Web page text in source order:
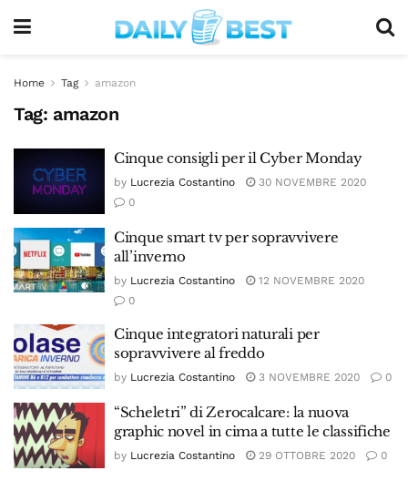
Home Tag amazon
Tag: amazon
Cinque consigli per il Cyber Monday
by Lucrezia Costantino
30 NOVEMBRE 2020
0
Cinque smart tv per sopravvivere
all’inverno
by Lucrezia Costantino
12 NOVEMBRE 2020
0
Cinque integratori naturali per
sopravvivere al freddo
by Lucrezia Costantino 3 NOVEMBRE 2020 0
“Scheletri” di Zerocalcare: la nuova
graphic novel in cima a tutte le classifiche
by Lucrezia Costantino 29 OTTOBRE 2020 0